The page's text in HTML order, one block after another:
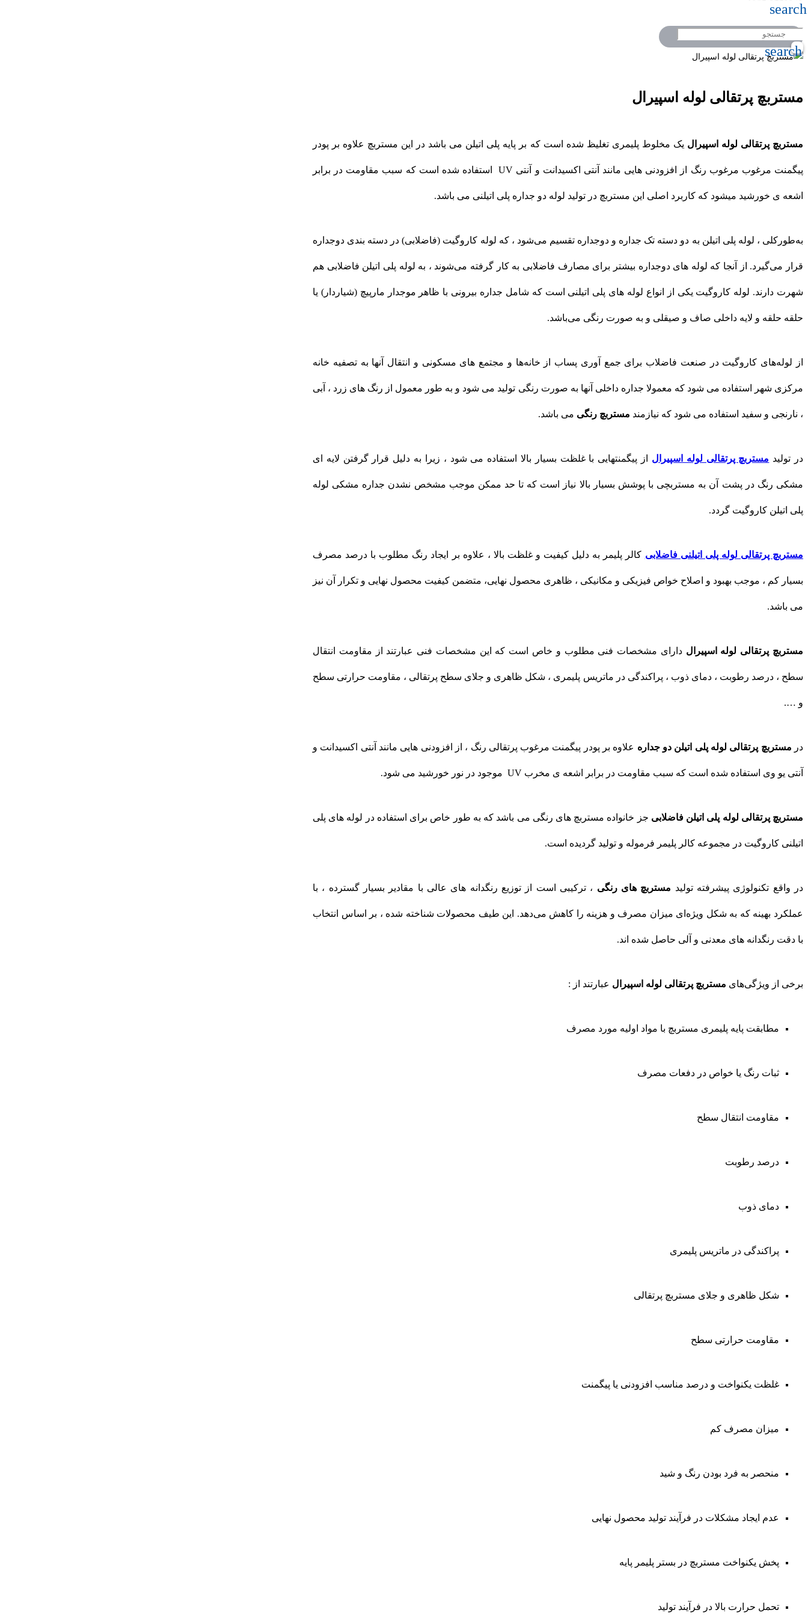
search
search
مستربچ پرتقالی لوله اسپیرال
مستربچ پرتقالی لوله اسپیرال یک مخلوط پلیمری تغلیظ شده است که بر پایه پلی اتیلن می باشد در این مستربچ علاوه بر پودر
پیگمنت مرغوب مرغوب رنگ از افزودنی هایی مانند آنتی اکسیدانت و آنتی UV استفاده شده است که سبب مقاومت در برابر
اشعه ی خورشید میشود که کاربرد اصلی این مستربچ در تولید لوله دو جداره پلی اتیلنی می باشد.
به‌طورکلی ، لوله پلی اتیلن به دو دسته تک جداره و دوجداره تقسیم می‌شود ، که لوله کاروگیت (فاضلابی) در دسته ‌بندی دوجداره
قرار می‌گیرد. از آنجا که لوله های دوجداره بیشتر برای مصارف فاضلابی به کار گرفته می‌شوند ، به لوله پلی اتیلن فاضلابی هم
شهرت دارند. لوله کاروگیت یکی از انواع لوله‌ های پلی اتیلنی است که شامل جداره بیرونی با ظاهر موجدار مارپیچ (شیاردار) یا
حلقه حلقه و لایه داخلی صاف و صیقلی و به صورت رنگی می‌باشد.
از لوله‌های کاروگیت در صنعت فاضلاب برای جمع آوری پساب از خانه‌ها و مجتمع های مسکونی و انتقال آنها به تصفیه خانه
مرکزی شهر استفاده می شود که معمولا جداره داخلی آنها به صورت رنگی تولید می شود و به طور معمول از رنگ های زرد ، آبی
، نارنجی و سفید استفاده می شود که نیازمند مستربچ رنگی می باشد.
در تولید مستربچ پرتقالی لوله اسپیرال از پیگمنتهایی با غلظت بسیار بالا استفاده می شود ، زیرا به دلیل قرار گرفتن لایه ای
مشکی رنگ در پشت آن به مستربچی با پوشش بسیار بالا نیاز است که تا حد ممکن موجب مشخص نشدن جداره مشکی لوله
پلی اتیلن کاروگیت گردد.
مستربچ پرتقالی لوله پلی اتیلنی فاضلابی کالر پلیمر به دلیل کیفیت و غلظت بالا ، علاوه بر ایجاد رنگ مطلوب با درصد مصرف
بسیار کم ، موجب بهبود و اصلاح خواص فیزیکی و مکانیکی ، ظاهری محصول نهایی، متضمن کیفیت محصول نهایی و تکرار آن نیز
می باشد.
مستربچ پرتقالی لوله اسپیرال دارای مشخصات فنى مطلوب و خاص است که این مشخصات فنی عبارتند از مقاومت انتقال
سطح ، درصد رطوبت ، دمای ذوب ، پراکندگی در ماتریس پلیمری ، شکل ظاهری و جلای سطح پرتقالی ، مقاومت حرارتی سطح
و ….
در مستربچ پرتقالی لوله پلی اتیلن دو جداره علاوه بر پودر پیگمنت مرغوب پرتقالی رنگ ، از افزودنی‌ هایی مانند آنتی اکسیدانت و
آنتی یو وی استفاده شده است که سبب مقاومت در برابر اشعه ی مخرب UV موجود در نور خورشید می شود.
مستربچ پرتقالی لوله پلی اتیلن فاضلابی جز خانواده مستربچ های رنگی می باشد که به طور خاص برای استفاده در لوله های پلی
اتیلنی کاروگیت در مجموعه کالر پلیمر فرموله و تولید گردیده است.
در واقع تکنولوژی پیشرفته تولید مستربچ ‌های رنگی ، ترکیبی است از توزیع رنگدانه‌ های عالی با مقادیر بسیار گسترده ، با
عملکرد بهینه که به شکل ویژه‌ای میزان مصرف و هزینه را کاهش می‌دهد. این طیف محصولات شناخته شده ، بر اساس انتخاب
با دقت رنگدانه‌ های معدنی و آلی حاصل شده اند.
برخی از ویژگی‌های مستربچ پرتقالی لوله اسپیرال عبارتند از :
مطابقت پایه پلیمری مستربچ با مواد اولیه مورد مصرف
ثبات رنگ یا خواص در دفعات مصرف
مقاومت انتقال سطح
درصد رطوبت
دمای ذوب
پراکندگی در ماتریس پلیمری
شکل ظاهری و جلای مستربچ پرتقالی
مقاومت حرارتی سطح
غلظت یکنواخت و درصد مناسب افزودنی یا پیگمنت
میزان مصرف کم
منحصر به فرد بودن رنگ و شید
عدم ایجاد مشکلات در فرآیند تولید محصول نهایی
پخش یکنواخت مستربچ در بستر پلیمر پایه
تحمل حرارت بالا در فرآیند تولید